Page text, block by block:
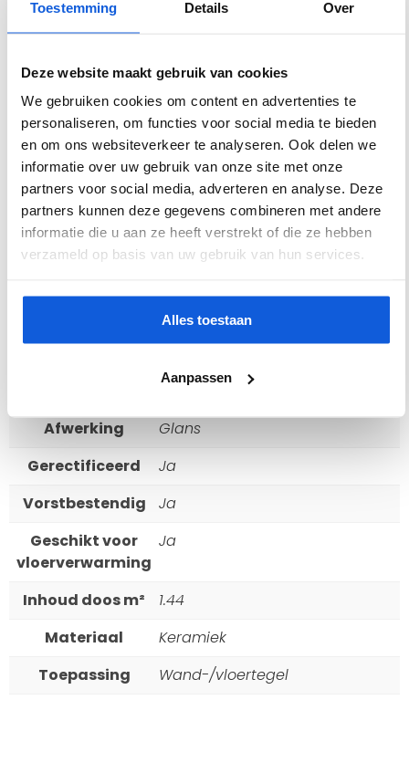
Toestemming Details Over
Deze website maakt gebruik van cookies
We gebruiken cookies om content en advertenties te
personaliseren, om functies voor social media te bieden
en om ons websiteverkeer te analyseren. Ook delen we
informatie over uw gebruik van onze site met onze
partners voor social media, adverteren en analyse. Deze
partners kunnen deze gegevens combineren met andere
informatie die u aan ze heeft verstrekt of die ze hebben
verzameld op basis van uw gebruik van hun services.
Alles toestaan
Aanpassen
kleurvast en makkelijk schoon te houden
✔Veelzijdig toepasbaar
Specificaties
Artikelnummer
VYHTSP43183K
Kleur
Bruin, Grijs
Materiaal
Keramiek
9 mm
N.v.t.
Afwerking
Glans
Gerectificeerd
Ja
Vorstbestendig
Ja
Geschikt voor
vloerverwarming
Ja
Inhoud doos m²
1.44
Materiaal
Keramiek
Toepassing
Wand-/vloertegel